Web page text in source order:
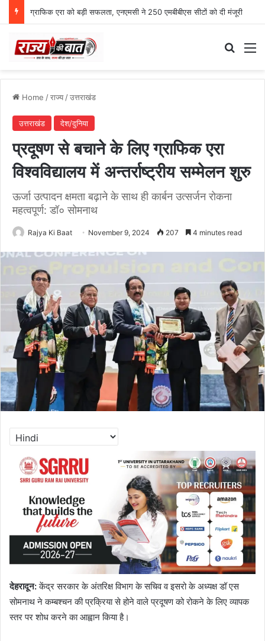
ग्राफिक एरा को बड़ी सफलता, एनएमसी ने 250 एमबीबीएस सीटों को दी मंजूरी
Home /राज्य/उत्तराखंड
उत्तराखंड देश/दुनिया
प्रदूषण से बचाने के लिए ग्राफिक एरा
विश्वविद्यालय में अन्तर्राष्ट्रीय सम्मेलन शुरु
ऊर्जा उत्पादन क्षमता बढ़ाने के साथ ही कार्बन उत्सर्जन रोकना
महत्वपूर्ण: डॉ० सोमनाथ
Rajya Ki Baat November 9, 2024 207 4 minutes read
देहरादून:केंद्र सरकार के अंतरिक्ष विभाग के सचिव व इसरो के अध्यक्ष डॉ एस
सोमनाथ ने कम्बश्चन की प्रक्रिया से होने वाले प्रदूषण को रोकने के लिए व्यापक
स्तर पर शोध करने का आह्वान किया है।